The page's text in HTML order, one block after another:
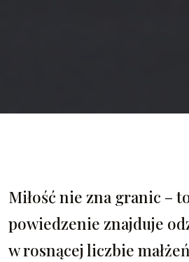
Miłość nie zna granic –
powiedzenie znajduje
w rosnącej liczbie